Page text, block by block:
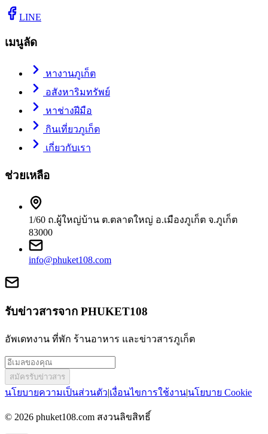
LINE
เมนูลัด
หางานภูเก็ต
อสังหาริมทรัพย์
หาช่างฝีมือ
กินเที่ยวภูเก็ต
เกี่ยวกับเรา
ช่วยเหลือ
1/60 ถ.ผู้ใหญ่บ้าน ต.ตลาดใหญ่ อ.เมืองภูเก็ต จ.ภูเก็ต
83000
info@phuket108.com
รับข่าวสารจาก PHUKET108
อัพเดทงาน ที่พัก ร้านอาหาร และข่าวสารภูเก็ต
สมัครรับข่าวสาร
นโยบายความเป็นส่วนตัว|เงื่อนไขการใช้งาน|นโยบาย Cookie
© 2026 phuket108.com สงวนลิขสิทธิ์